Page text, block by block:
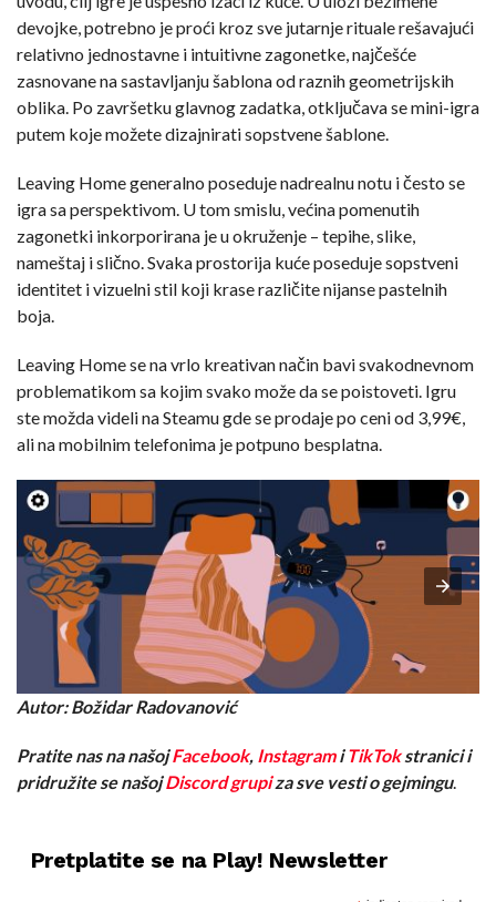
devojke, potrebno je proći kroz sve jutarnje rituale rešavajući
relativno jednostavne i intuitivne zagonetke, najčešće
zasnovane na sastavljanju šablona od raznih geometrijskih
oblika. Po završetku glavnog zadatka, otključava se mini-igra
putem koje možete dizajnirati sopstvene šablone.
Leaving Home generalno poseduje nadrealnu notu i često se
igra sa perspektivom. U tom smislu, većina pomenutih
zagonetki inkorporirana je u okruženje – tepihe, slike,
nameštaj i slično. Svaka prostorija kuće poseduje sopstveni
identitet i vizuelni stil koji krase različite nijanse pastelnih
boja.
Leaving Home se na vrlo kreativan način bavi svakodnevnom
problematikom sa kojim svako može da se poistoveti. Igru
ste možda videli na Steamu gde se prodaje po ceni od 3,99€,
ali na mobilnim telefonima je potpuno besplatna.
Autor: Božidar Radovanović
Pratite nas na našojFacebook, InstagramiTikTokstranici i
pridružite se našojDiscord grupiza sve vesti o gejmingu.
Pretplatite se na Play! Newsletter